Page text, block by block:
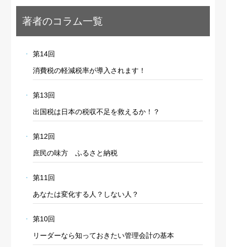
著者のコラム一覧
第14回
消費税の軽減税率が導入されます！
第13回
出国税は日本の税収不足を救えるか！？
第12回
庶民の味方 ふるさと納税
第11回
あなたは変化する人？しない人？
第10回
リーダーなら知っておきたい管理会計の基本